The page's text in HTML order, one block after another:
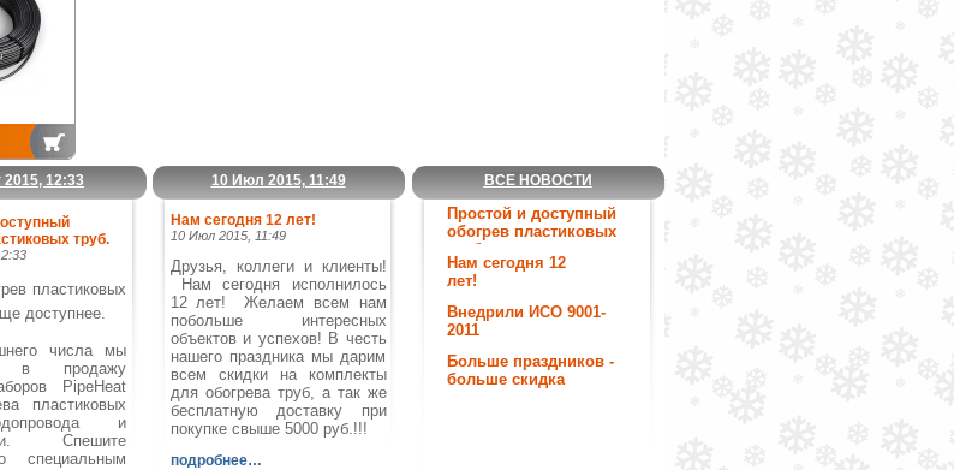
2015, 12:33
труб.
пластиковых
доступнее.
числа мы
в продажу
PipeHeat
пластиковых
и
Спешите
специальным
10 Июл 2015, 11:49
Нам сегодня 12 лет!
10 Июл 2015, 11:49
Друзья, коллеги и клиенты!
Нам сегодня исполнилось
12 лет! Желаем всем нам
побольше интересных
объектов и успехов! В честь
нашего праздника мы дарим
всем скидки на комплекты
для обогрева труб, а так же
бесплатную доставку при
покупке свыше 5000 руб.!!!
подробнее…
ВСЕ НОВОСТИ
Простой и доступный
обогрев пластиковых
труб.
Нам сегодня 12
лет!
Внедрили ИСО 9001-
2011
Больше праздников -
больше скидка